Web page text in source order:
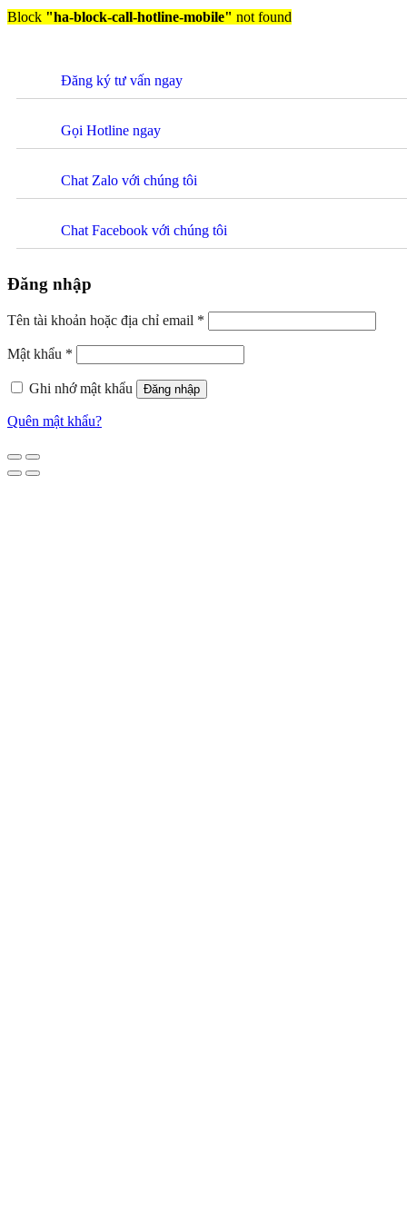
Block "ha-block-call-hotline-mobile" not found
Đăng ký tư vấn ngay
Gọi Hotline ngay
Chat Zalo với chúng tôi
Chat Facebook với chúng tôi
Đăng nhập
Tên tài khoản hoặc địa chỉ email *
Mật khẩu *
Ghi nhớ mật khẩu Đăng nhập
Quên mật khẩu?